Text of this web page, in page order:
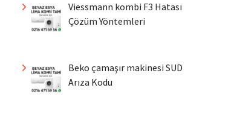
Viessmann kombi F3 Hatası
Çözüm Yöntemleri
Beko çamaşır makinesi SUD
Arıza Kodu